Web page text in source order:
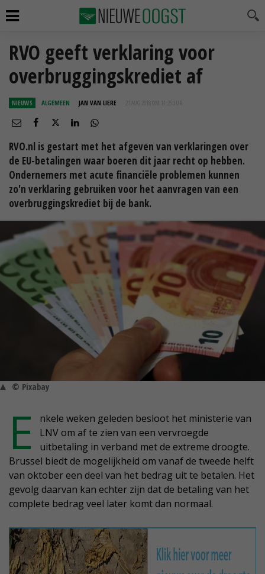
RVO geeft verklaring voor
overbruggingskrediet af
NIEUWS ALGEMEEN JAN VAN LIERE 21 AUG 2018 OM 11:25
RVO.nl is gestart met het afgeven van verklaringen over
de EU-betalingen waar boeren dit jaar recht op hebben.
Ondernemers met acute financiële problemen kunnen
zo'n verklaring gebruiken voor het aanvragen van een
overbruggingskrediet bij de bank.
© Pixabay
E
nkele weken geleden besloot het ministerie van
LNV om af te zien van een vervroegde
uitbetaling in verband met de extreme droogte.
Brussel biedt de mogelijkheid om vanaf de tweede helft
van oktober een deel van het bedrag uit te betalen. Het
gevolg daarvan kan echter zijn dat de betaling van het
complete bedrag veel later komt dan normaal.